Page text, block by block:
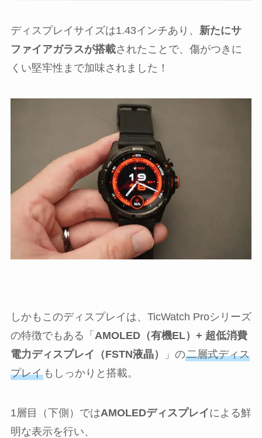
ディスプレイサイズは1.43インチあり、 新たにサ
ファイアガラスが搭載されたことで、傷がつきに
くい堅牢性まで加味されました！
しかもこのディスプレイは、TicWatch Proシリーズ
の特徴でもある「 AMOLED（有機EL）+ 超低消費
電力ディスプレイ（FSTN液晶）
」の二層式ディス
プレイもしっかりと搭載。
1層目（下側）ではAMOLEDディスプレイによる鮮
明な表示を行い、